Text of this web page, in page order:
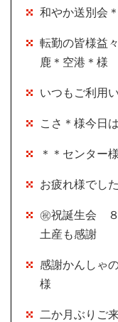
和やか送別会
転勤の皆様益
鹿＊空港＊様
いつもご利用
こさ＊様今日
＊＊センター
お疲れ様でし
㊗祝誕生会
土産も感謝
感謝かんしゃ
様
二か月ぶりご